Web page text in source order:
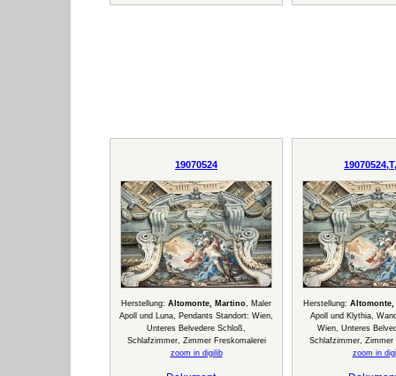
19070524
Herstellung: Altomonte, Martino, Maler
Apoll und Luna, Pendants Standort: Wien,
Unteres Belvedere Schloß,
Schlafzimmer, Zimmer Freskomalerei
zoom in digilib
Herstellung:
Apoll und Klythia,
Wien, Unteres
Schlafzimmer, Zimmer
zoom in